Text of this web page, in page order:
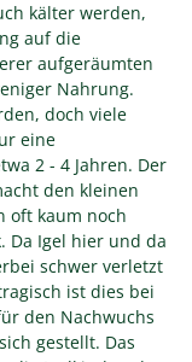
kälter werden,
auf die
aufgeräumten
Nahrung.
doch viele
eine
2 - 4 Jahren. Der
den kleinen
oft kaum noch
Da Igel hier und da
schwer verletzt
ist dies bei
den Nachwuchs
gestellt. Das